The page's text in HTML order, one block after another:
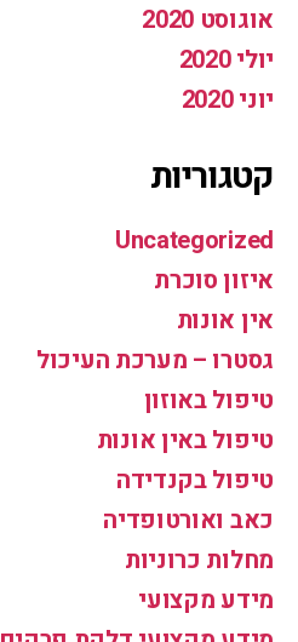
אוגוסט 2020
יולי 2020
יוני 2020
קטגוריות
Uncategorized
איזון סוכרת
אין אונות
גסטרו – מערכת העיכול
טיפול באוזון
טיפול באין אונות
טיפול בקנדידה
כאב ואורטופדיה
מחלות כרוניות
מידע מקצועי